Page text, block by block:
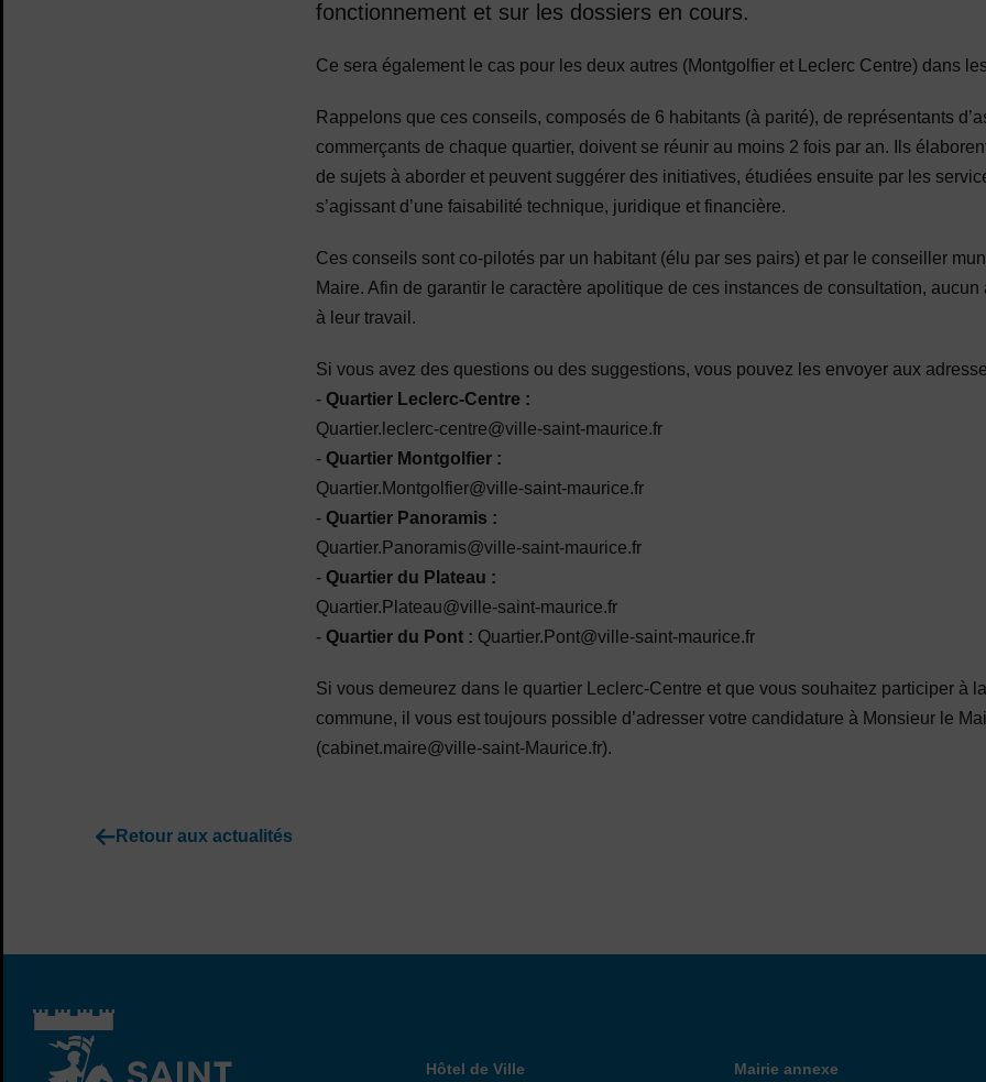
fonctionnement et sur les dossiers en cours.
Ce sera également le cas pour les deux autres (Montgolfier et Leclerc Centre) dans
Rappelons que ces conseils, composés de 6 habitants (à parité), de représentants
commerçants de chaque quartier, doivent se réunir au moins 2 fois par an. Ils
de sujets à aborder et peuvent suggérer des initiatives, étudiées ensuite par les
s’agissant d’une faisabilité technique, juridique et financière.
Ces conseils sont co-pilotés par un habitant (élu par ses pairs) et par le conseiller
Maire. Afin de garantir le caractère apolitique de ces instances de consultation, aucun
à leur travail.
Si vous avez des questions ou des suggestions, vous pouvez les envoyer aux
- Quartier Leclerc-Centre :
Quartier.leclerc-centre@ville-saint-maurice.fr
- Quartier Montgolfier :
Quartier.Montgolfier@ville-saint-maurice.fr
- Quartier Panoramis :
Quartier.Panoramis@ville-saint-maurice.fr
- Quartier du Plateau :
Quartier.Plateau@ville-saint-maurice.fr
- Quartier du Pont : Quartier.Pont@ville-saint-maurice.fr
Si vous demeurez dans le quartier Leclerc-Centre et que vous souhaitez participer à
commune, il vous est toujours possible d’adresser votre candidature à Monsieur le
(cabinet.maire@ville-saint-Maurice.fr).
Retour aux actualités
Hôtel de Ville
Hôtel de Ville Annexe
Mairie annexe